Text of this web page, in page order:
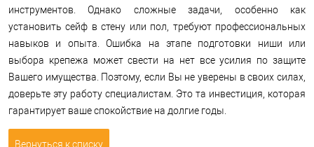
инструментов. Однако сложные задачи, особенно как
установить сейф в стену или пол, требуют профессиональных
навыков и опыта. Ошибка на этапе подготовки ниши или
выбора крепежа может свести на нет все усилия по защите
Вашего имущества. Поэтому, если Вы не уверены в своих силах,
доверьте эту работу специалистам. Это та инвестиция, которая
гарантирует ваше спокойствие на долгие годы.
Вернуться к списку